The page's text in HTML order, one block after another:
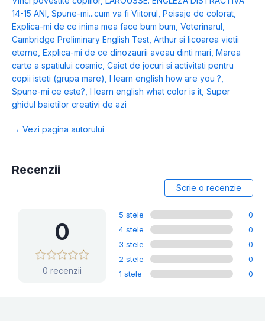
14-15 ANI , Spune-mi...cum va fi Viitorul , Peisaje de colorat,
Explica-mi de ce inima mea face bum bum, Veterinarul ,
Cambridge Preliminary English Test, Arthur si licoarea vietii
eterne, Explica-mi de ce dinozaurii aveau dinti mari, Marea
carte a spatiului cosmic, Caiet de jocuri si activitati pentru
copii isteti (grupa mare), I learn english how are you ?,
Spune-mi ce este?, I learn english what color is it, Super
ghidul baietilor creativi de azi
→ Vezi pagina autorului
Recenzii
Scrie o recenzie
0
0 recenzii
5 stele
0
4 stele
0
3 stele
0
2 stele
0
1 stele
0